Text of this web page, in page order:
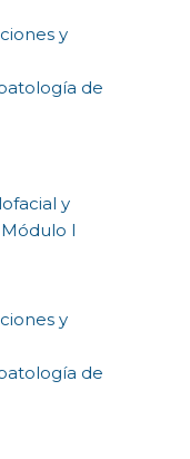
y
de
y
I
y
de